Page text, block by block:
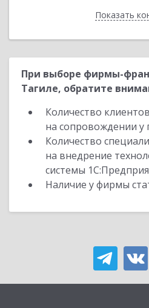
ПоказатьНазад
При выборе фирмы-
Тагиле, обратите
Количество
на сопровождении
Количество
на внедрение
системы
Наличие у фирмы